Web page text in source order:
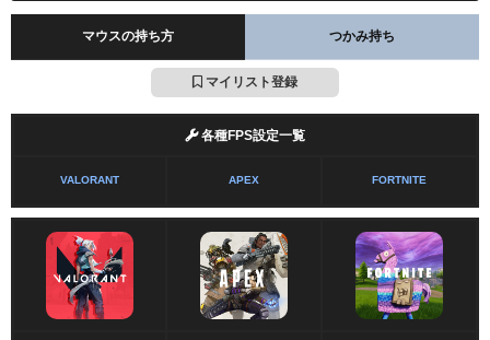
マウスの持ち方 つかみ持ち
マイリスト登録
各種FPS設定一覧
VALORANT APEX FORTNITE